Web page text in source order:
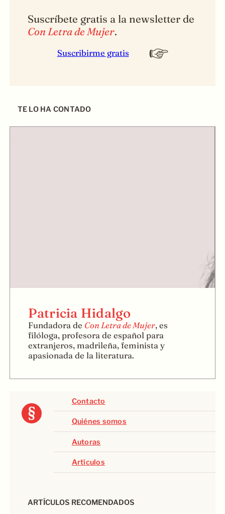
Suscríbete gratis a la newsletter de
Con Letra de Mujer.
Suscribirme gratis
TE LO HA CONTADO
Patricia Hidalgo
Fundadora de Con Letra de Mujer, es
filóloga, profesora de español para
extranjeros, madrileña, feminista y
apasionada de la literatura.
Contacto
Quiénes somos
Autoras
Artículos
ARTÍCULOS RECOMENDADOS